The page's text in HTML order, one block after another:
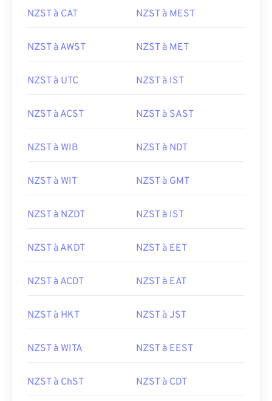
NZST à CAT NZST à MEST
NZST à AWST NZST à MET
NZST à UTC NZST à IST
NZST à ACST NZST à SAST
NZST à WIB NZST à NDT
NZST à WIT NZST à GMT
NZST à NZDT NZST à IST
NZST à AKDT NZST à EET
NZST à ACDT NZST à EAT
NZST à HKT NZST à JST
NZST à WITA NZST à EEST
NZST à ChST NZST à CDT